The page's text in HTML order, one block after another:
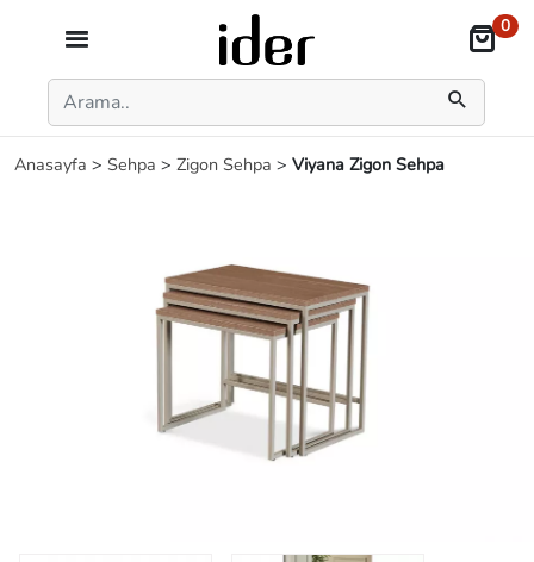
0
Anasayfa > Sehpa > Zigon Sehpa > Viyana Zigon Sehpa